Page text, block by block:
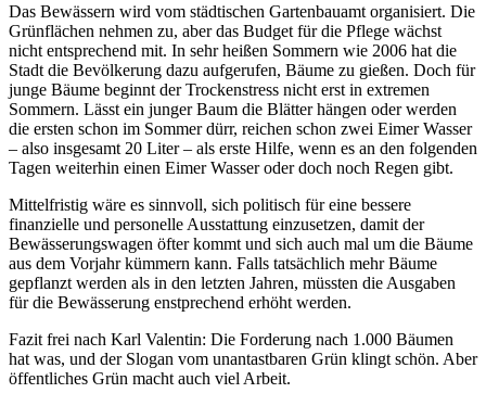
Das Bewässern wird vom städtischen Gartenbauamt organisiert. Die
Grünflächen nehmen zu, aber das Budget für die Pflege wächst
nicht entsprechend mit. In sehr heißen Sommern wie 2006 hat die
Stadt die Bevölkerung dazu aufgerufen, Bäume zu gießen. Doch für
junge Bäume beginnt der Trockenstress nicht erst in extremen
Sommern. Lässt ein junger Baum die Blätter hängen oder werden
die ersten schon im Sommer dürr, reichen schon zwei Eimer Wasser
– also insgesamt 20 Liter – als erste Hilfe, wenn es an den folgenden
Tagen weiterhin einen Eimer Wasser oder doch noch Regen gibt.
Mittelfristig wäre es sinnvoll, sich politisch für eine bessere
finanzielle und personelle Ausstattung einzusetzen, damit der
Bewässerungswagen öfter kommt und sich auch mal um die Bäume
aus dem Vorjahr kümmern kann. Falls tatsächlich mehr Bäume
gepflanzt werden als in den letzten Jahren, müssten die Ausgaben
für die Bewässerung enstprechend erhöht werden.
Fazit frei nach Karl Valentin: Die Forderung nach 1.000 Bäumen
hat was, und der Slogan vom unantastbaren Grün klingt schön. Aber
öffentliches Grün macht auch viel Arbeit.